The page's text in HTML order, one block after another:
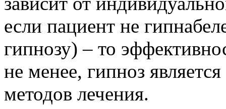
если пациент не
гипнозу) – то
не менее, гипноз
методов лечения.